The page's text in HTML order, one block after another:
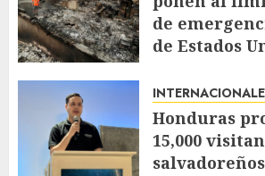
de
de Estados
Honduras
15,000